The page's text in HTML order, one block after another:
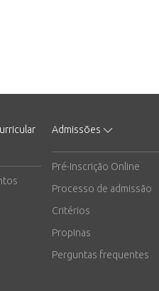
Admissões
Pré-Inscrição Online
Processo de admissão
Critérios
Propinas
Perguntas frequentes